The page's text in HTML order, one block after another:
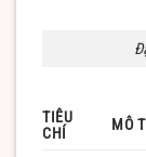
TIÊU
CHÍ
MÔ